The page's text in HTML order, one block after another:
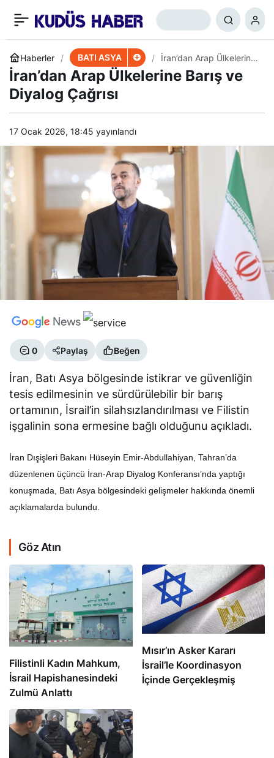
Haberler BATI ASYA
İran’dan Arap Ülkelerine
Barış ve Diyalog Çağrısı
İran’dan Arap Ülkelerine Barış ve
Diyalog Çağrısı
17 Ocak 2026, 18:45 yayınlandı
0 Paylaş Beğen
İran, Batı Asya bölgesinde istikrar ve güvenliğin
tesis edilmesinin ve sürdürülebilir bir barış
ortamının, İsrail’in silahsızlandırılması ve Filistin
işgalinin sona ermesine bağlı olduğunu açıkladı.
İran Dışişleri Bakanı Hüseyin Emir-Abdullahiyan, Tahran’da
düzenlenen üçüncü İran-Arap Diyalog Konferansı’nda yaptığı
konuşmada, Batı Asya bölgesindeki gelişmeler hakkında önemli
açıklamalarda bulundu.
Göz Atın
Filistinli Kadın Mahkum,
İsrail Hapishanesindeki
Zulmü Anlattı
Mısır’ın Asker Kararı
İsrail’le Koordinasyon
İçinde Gerçekleşmiş
Gazze’de Şiddetli
Çatışmalar
+ 0 Paylaş